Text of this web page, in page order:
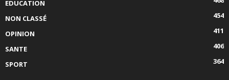
EDUCATION
NON CLASSÉ
454
OPINION
411
SANTE
406
SPORT
364